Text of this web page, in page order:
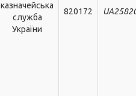
казначейська
служба
України
820172